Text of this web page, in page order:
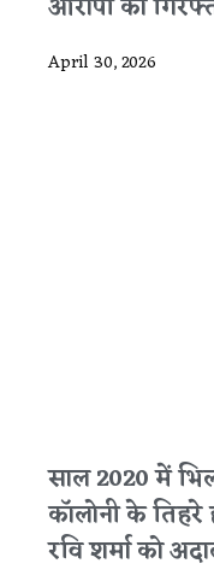
आरोपी को
April 30, 2026
साल 2020 में
कॉलोनी के तिहरे
रवि शर्मा को